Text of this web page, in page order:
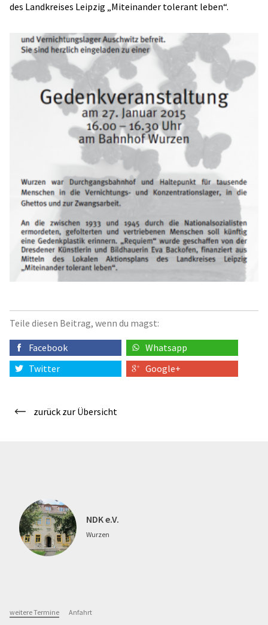
des Landkreises Leipzig „Miteinander tolerant leben“.
Teile diesen Beitrag, wenn du magst:
Facebook
Whatsapp
Twitter
Google+
zurück zur Übersicht
NDK e.V.
Wurzen
weitere Termine Anfahrt